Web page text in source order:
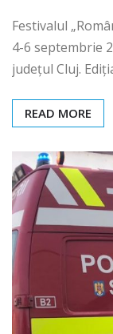
Festivalul
4-6 septembrie
județul Cluj.
READ MORE